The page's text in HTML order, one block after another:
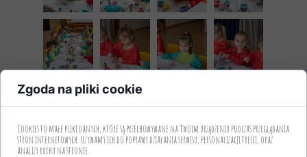
Zgoda na pliki cookie
Cookies to małe pliki danych, które są przechowywane na Twoim urządzeniu podczas przeglądania
stron internetowych. Używamy ich do poprawy działania serwisu, personalizacji treści, oraz
analizy ruchu na stronie.